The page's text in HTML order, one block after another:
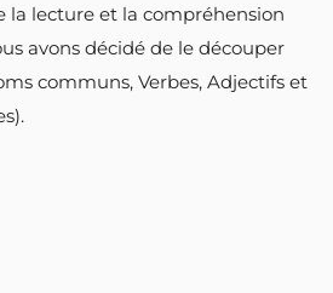
lecture et la compréhension
avons décidé de le découper
communs, Verbes, Adjectifs et